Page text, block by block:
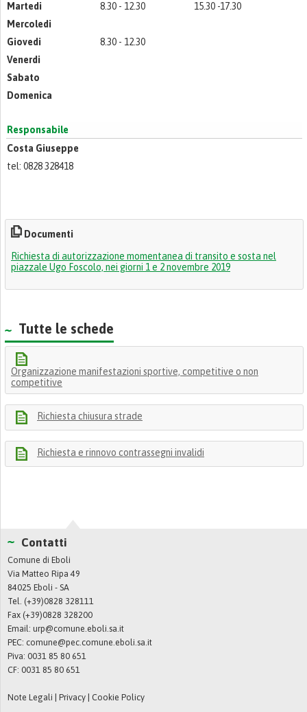
Martedi
8.30 - 12.30
15.30 -17.30
Mercoledi
Giovedi
8.30 - 12.30
Venerdi
Sabato
Domenica
Responsabile
Costa Giuseppe
tel: 0828 328418
Documenti
Richiesta di autorizzazione momentanea di transito e sosta nel
piazzale Ugo Foscolo, nei giorni 1 e 2 novembre 2019
Tutte le schede
Organizzazione manifestazioni sportive, competitive o non
competitive
Richiesta chiusura strade
Richiesta e rinnovo contrassegni invalidi
Contatti
Comune di Eboli
Via Matteo Ripa 49
84025 Eboli - SA
Tel. (+39)0828 328111
Fax (+39)0828 328200
Email: urp@comune.eboli.sa.it
PEC: comune@pec.comune.eboli.sa.it
Piva: 0031 85 80 651
CF: 0031 85 80 651
Note Legali Privacy Cookie Policy